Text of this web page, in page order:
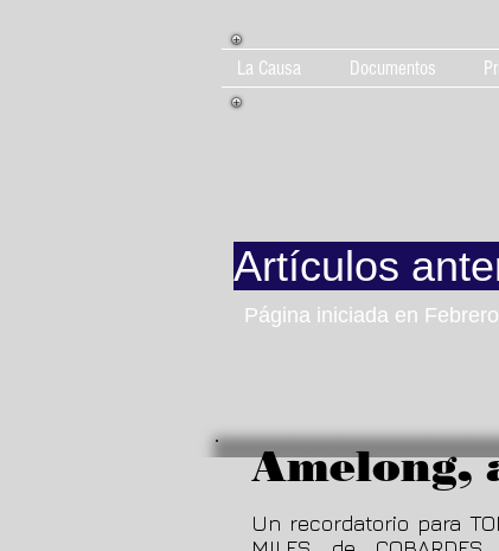
La Causa Documentos
Artículos
Página iniciada en
Amelong,
Un recordatorio para